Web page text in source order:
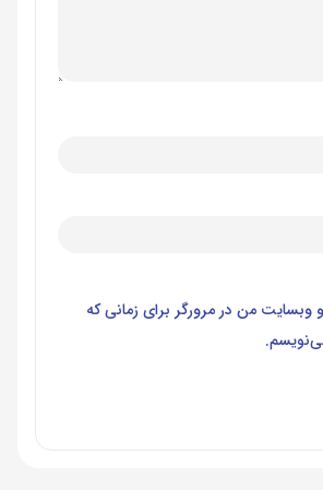
وبسایت من در مرورگر برای زمانی که